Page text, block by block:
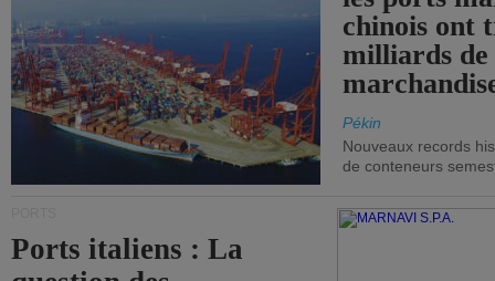
chinois ont
milliards de
Pékin
Nouveaux records
de conteneurs
Ports italiens : La